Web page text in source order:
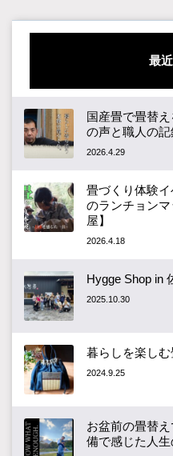
最
国産畳で畳替
の声と職人の記
2026.4.29
畳づくり体験
のランチョン
屋】
2026.4.18
Hygge Shop in
2025.10.30
暮らしを楽しむ
2024.9.25
お盆前の畳替
備で感じた人生